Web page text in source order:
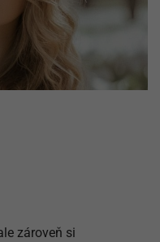
zároveň si